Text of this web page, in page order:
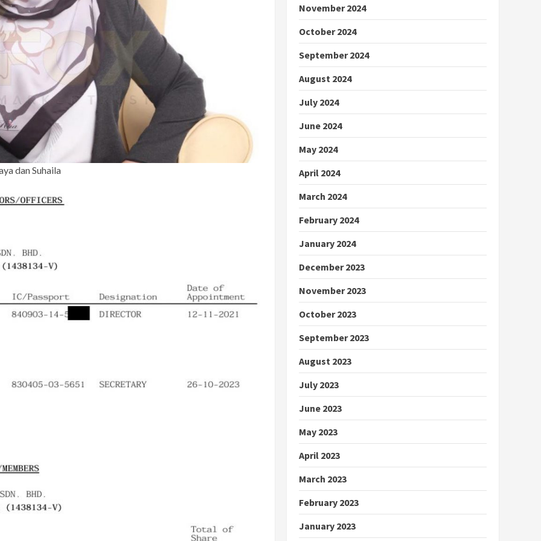
dan Suhaila
November 2024
October 2024
September 2024
August 2024
July 2024
June 2024
May 2024
April 2024
March 2024
February 2024
January 2024
December 2023
November 2023
October 2023
September 2023
August 2023
July 2023
June 2023
May 2023
April 2023
March 2023
February 2023
January 2023